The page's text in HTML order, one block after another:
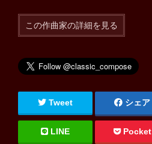
この作曲家の詳細を見る
Tweet シェア
LINE Pocket